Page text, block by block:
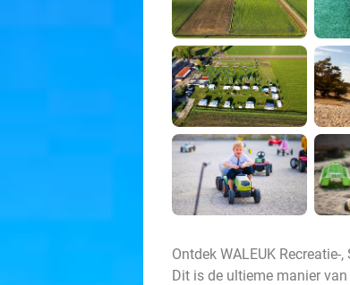
Ontdek WALEUK
Dit is de ultieme manier